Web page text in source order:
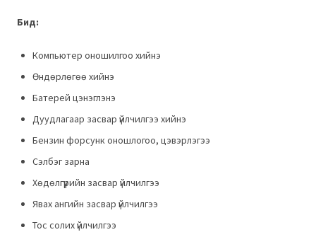
Бид:
Компьютер оношилгоо хийнэ
Өндөрлөгөө хийнэ
Батерей цэнэглэнэ
Дуудлагаар засвар үйлчилгээ хийнэ
Бензин форсунк оношлогоо, цэвэрлэгээ
Сэлбэг зарна
Хөдөлгүүрийн засвар үйлчилгээ
Явах ангийн засвар үйлчилгээ
Тос солих үйлчилгээ